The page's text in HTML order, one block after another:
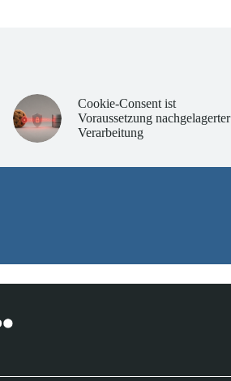
Cookie-Consent ist
Voraussetzung nachgelagerter
Verarbeitung